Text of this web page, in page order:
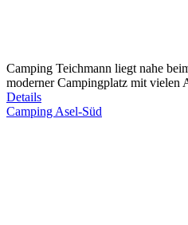
Camping Teichmann liegt nahe
moderner Campingplatz mit vielen
Details
Camping Asel-Süd